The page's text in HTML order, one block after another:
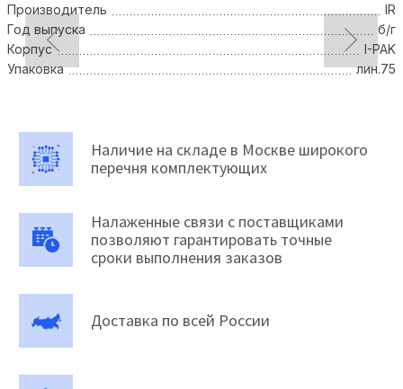
Производитель
IR
Год выпуска
б/г
Корпус
I-PAK
Упаковка
лин.75
Наличие на складе в Москве широкого
перечня комплектующих
Налаженные связи с поставщиками
позволяют гарантировать точные
сроки выполнения заказов
Доставка по всей России